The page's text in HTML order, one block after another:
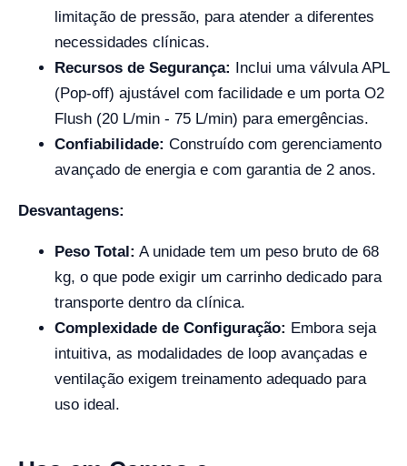
limitação de pressão, para atender a diferentes
necessidades clínicas.
Recursos de Segurança: Inclui uma válvula APL
(Pop-off) ajustável com facilidade e um porta O2
Flush (20 L/min - 75 L/min) para emergências.
Confiabilidade: Construído com gerenciamento
avançado de energia e com garantia de 2 anos.
Desvantagens:
Peso Total: A unidade tem um peso bruto de 68
kg, o que pode exigir um carrinho dedicado para
transporte dentro da clínica.
Complexidade de Configuração: Embora seja
intuitiva, as modalidades de loop avançadas e
ventilação exigem treinamento adequado para
uso ideal.